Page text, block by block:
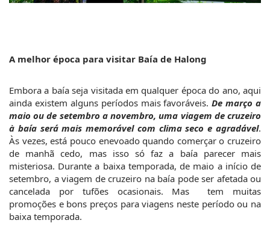
A melhor época para visitar Baía de Halong
Embora a baía seja visitada em qualquer época do ano, aqui
ainda existem alguns períodos mais favoráveis. De março a
maio ou de setembro a novembro, uma viagem de cruzeiro
à baía será mais memorável com clima seco e agradável.
Às vezes, está pouco enevoado quando comerçar o cruzeiro
de manhã cedo, mas isso só faz a baía parecer mais
misteriosa. Durante a baixa temporada, de maio a início de
setembro, a viagem de cruzeiro na baía pode ser afetada ou
cancelada por tufões ocasionais. Mas  tem muitas
promoções e bons preços para viagens neste período ou na
baixa temporada.